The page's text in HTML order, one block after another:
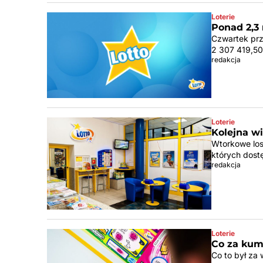
Loterie
Ponad
Czwartek
2 307
redakcja
Loterie
Kolejna
Wtorkowe
których
redakcja
Loterie
Co za
Co to był za